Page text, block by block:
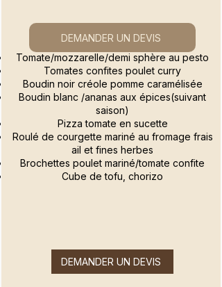
DEMANDER UN DEVIS
Tomate/mozzarelle/demi sphère au pesto
Tomates confites poulet curry
Boudin noir créole pomme caramélisée
Boudin blanc /ananas aux épices(suivant
saison)
Pizza tomate en sucette
Roulé de courgette mariné au fromage frais
ail et fines herbes
Brochettes poulet mariné/tomate confite
Cube de tofu, chorizo
DEMANDER UN DEVIS